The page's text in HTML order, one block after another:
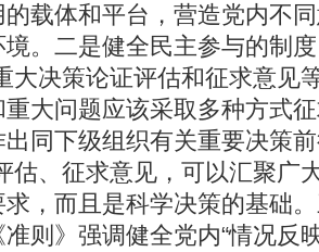
载体和平台，营造党内不
。二是健全民主参与的制
大决策论证评估和征求意见
大问题应该采取多种方式征
同下级组织有关重要决策
估、征求意见，可以汇聚广
，而且是科学决策的基础
则》强调健全党内“情况反